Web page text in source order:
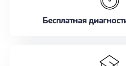
Бесплатная